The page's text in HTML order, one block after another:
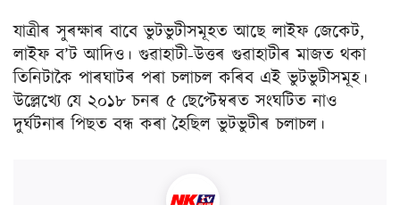
যাত্ৰীৰ সুৰক্ষাৰ বাবে ভুটভুটীসমূহত আছে লাইফ জেকেট,
লাইফ ব’ট আদিও। গুৱাহাটী-উত্তৰ গুৱাহাটীৰ মাজত থকা
তিনিটাকৈ পাৰঘাটৰ পৰা চলাচল কৰিব এই ভুটভুটীসমূহ।
উল্লেখ্যে যে ২০১৮ চনৰ ৫ ছেপ্টেম্বৰত সংঘটিত নাও
দুৰ্ঘটনাৰ পিছত বন্ধ কৰা হৈছিল ভুটভুটীৰ চলাচল।